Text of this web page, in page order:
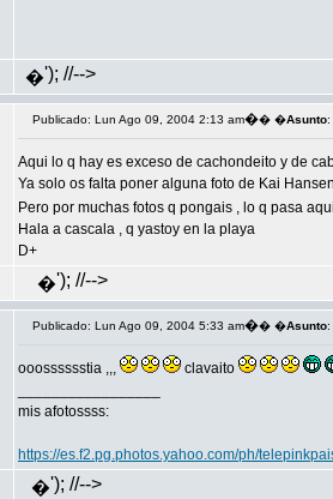
�'); //-->
Publicado: Lun Ago 09, 2004 2:13 am�� �Asunto:
Aqui lo q hay es exceso de cachondeito y de
Ya solo os falta poner alguna foto de Kai
Pero por muchas fotos q pongais , lo q pasa
Hala a cascala , q yastoy en la playa
D+
�'); //-->
Publicado: Lun Ago 09, 2004 5:33 am�� �Asunto:
ooosssssstia ,,,
clavaito
mis afotossss:
https://es.f2.pg.photos.yahoo.com/ph/
�'); //-->